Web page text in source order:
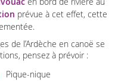
prévue à cet effet, cette
de l’Ardèche en canoë se
pensez à prévoir :
Pique-nique